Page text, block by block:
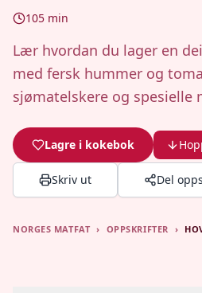
105 min
Lær hvordan du lager en
med fersk hummer og
sjømatelskere og spesielle
Lagre i kokebok
Skriv ut Del
NORGES MATFAT › OPPSKRIFTER ›